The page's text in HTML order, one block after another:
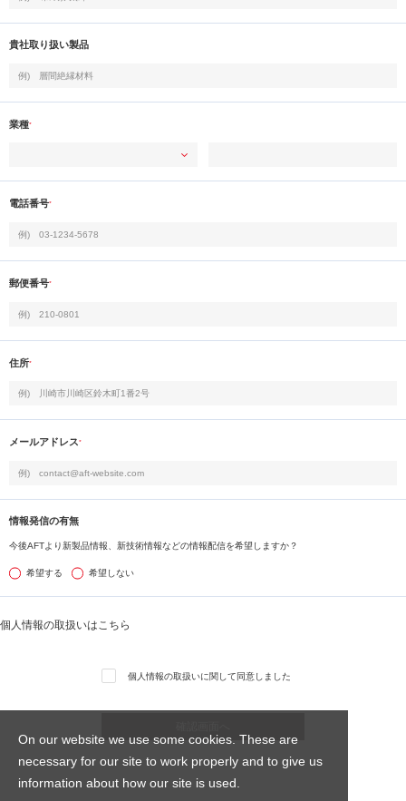
貴社取り扱い製品
業種*
電話番号*
郵便番号*
住所*
メールアドレス*
情報発信の有無
今後AFTより新製品情報、新技術情報などの情報配信を希望しますか？
希望する 希望しない
個人情報の取扱いはこちら
個人情報の取扱いに関して同意しました
On our website we use some cookies. These are
necessary for our site to work properly and to give us
information about how our site is used.